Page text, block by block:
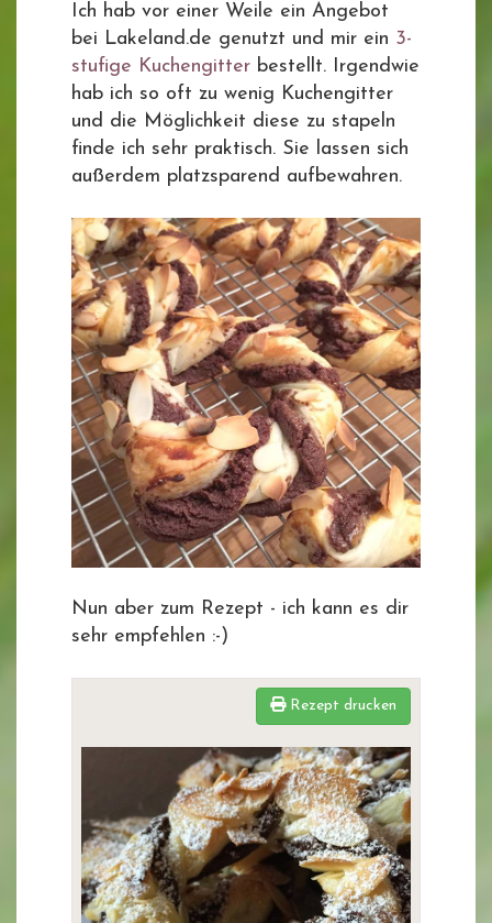
Ich hab vor einer Weile ein Angebot
bei Lakeland.de genutzt und mir ein 3-
stufige Kuchengitter bestellt. Irgendwie
hab ich so oft zu wenig Kuchengitter
und die Möglichkeit diese zu stapeln
finde ich sehr praktisch. Sie lassen sich
außerdem platzsparend aufbewahren.
Nun aber zum Rezept - ich kann es dir
sehr empfehlen :-)
Rezept drucken